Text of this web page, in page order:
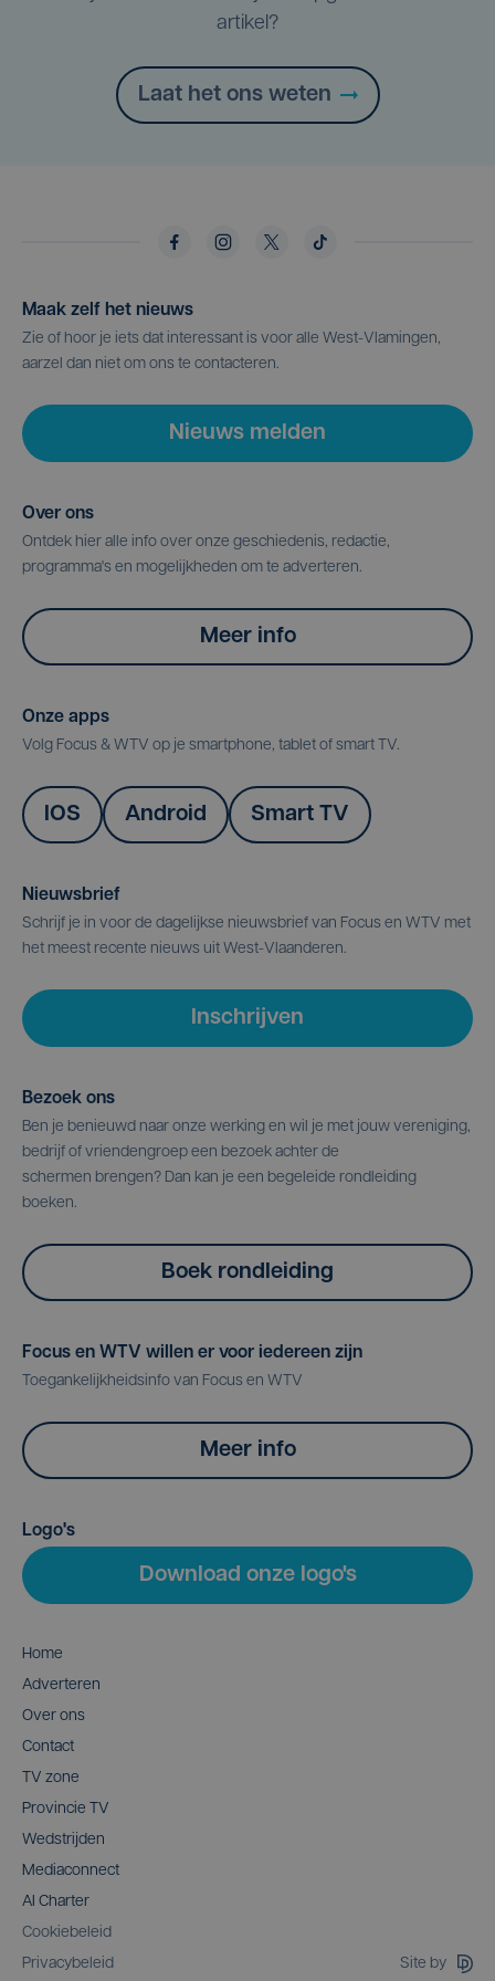
artikel?
Laat het ons weten
Maak zelf het nieuws
Zie of hoor je iets dat interessant is voor alle West-Vlamingen,
aarzel dan niet om ons te contacteren.
Nieuws melden
Over ons
Ontdek hier alle info over onze geschiedenis, redactie,
programma's en mogelijkheden om te adverteren.
Meer info
Onze apps
Volg Focus & WTV op je smartphone, tablet of smart TV.
IOS Android Smart TV
Nieuwsbrief
Schrijf je in voor de dagelijkse nieuwsbrief van Focus en WTV met
het meest recente nieuws uit West-Vlaanderen.
Inschrijven
Bezoek ons
Ben je benieuwd naar onze werking en wil je met jouw vereniging,
bedrijf of vriendengroep een bezoek achter de
schermen brengen? Dan kan je een begeleide rondleiding
boeken.
Boek rondleiding
Focus en WTV willen er voor iedereen zijn
Toegankelijkheidsinfo van Focus en WTV
Meer info
Logo's
Download onze logo's
Home
Adverteren
Over ons
Contact
TV zone
Provincie TV
Wedstrijden
Mediaconnect
AI Charter
Cookiebeleid
Privacybeleid
Site by